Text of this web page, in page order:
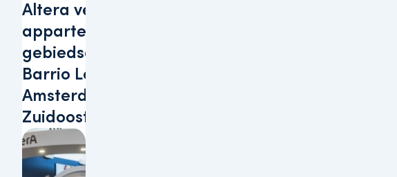
Altera verwerft 152
appartementen in
gebiedsontwikkeling
Barrio Lobi te
Amsterdam-
Zuidoost